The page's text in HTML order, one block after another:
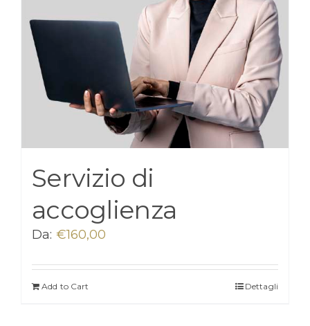
Servizio di
accoglienza
Da: €160,00
Add to Cart Dettagli